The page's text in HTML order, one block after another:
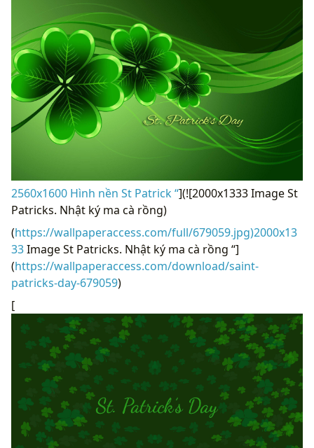
2560x1600 Hình nền St Patrick “](![2000x1333 Image St
Patricks. Nhật ký ma cà rồng)
(https://wallpaperaccess.com/full/679059.jpg)2000x13
33Image St Patricks. Nhật ký ma cà rồng “]
(https://wallpaperaccess.com/download/saint-
patricks-day-679059)
[